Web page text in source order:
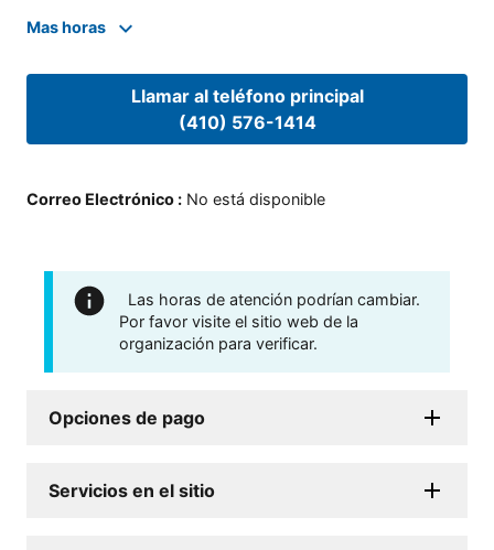
Mas horas
Llamar al teléfono principal
(410) 576-1414
Correo Electrónico : No está disponible
Las horas de atención podrían cambiar.
Por favor visite el sitio web de la
organización para verificar.
Opciones de pago
Servicios en el sitio